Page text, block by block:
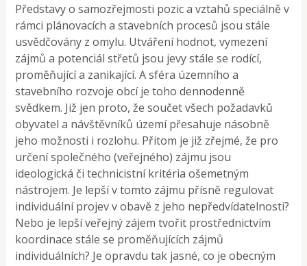
Představy o samozřejmosti pozic a vztahů speciálně v
rámci plánovacích a stavebních procesů jsou stále
usvědčovány z omylu. Utváření hodnot, vymezení
zájmů a potenciál střetů jsou jevy stále se rodící,
proměňující a zanikající. A sféra územního a
stavebního rozvoje obcí je toho dennodenně
svědkem. Již jen proto, že součet všech požadavků
obyvatel a návštěvníků území přesahuje násobně
jeho možnosti i rozlohu. Přitom je již zřejmé, že pro
určení společného (veřejného) zájmu jsou
ideologická či technicistní kritéria ošemetným
nástrojem. Je lepší v tomto zájmu přísně regulovat
individuální projev v obavě z jeho nepředvídatelnosti?
Nebo je lepší veřejný zájem tvořit prostřednictvím
koordinace stále se proměňujících zájmů
individuálních? Je opravdu tak jasné, co je obecným